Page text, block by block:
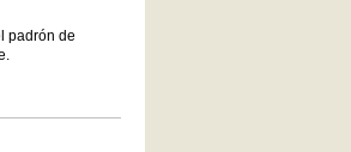
padrón de